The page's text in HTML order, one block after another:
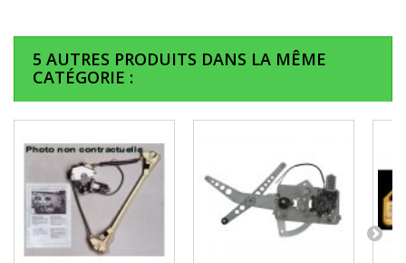
5 AUTRES PRODUITS DANS LA MÊME
CATÉGORIE :